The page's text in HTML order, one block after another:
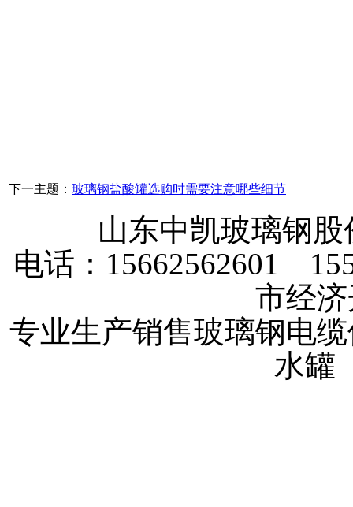
下一主题： 玻璃钢盐酸罐选购时需要注意哪些细节
山东中凯玻璃钢
电话：15662562601
市经
专业生产销售玻璃钢电
水